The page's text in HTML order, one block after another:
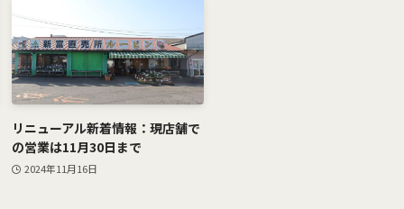
リニューアル新着情報：現店舗で
の営業は11月30日まで
2024年11月16日